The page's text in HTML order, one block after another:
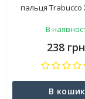
пальця Trabucco
В
238
В кошик